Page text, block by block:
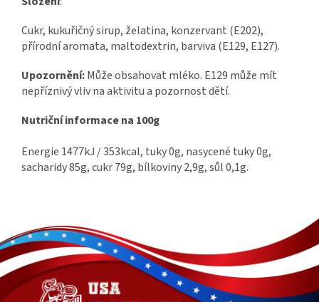
Cukr, kukuřičný sirup, želatina, konzervant (E202),
přírodní aromata, maltodextrin, barviva (E129, E127).
Upozornění:Může obsahovat mléko. E129 může mít
nepříznivý vliv na aktivitu a pozornost dětí.
Nutriční informace na 100g
Energie 1477kJ / 353kcal, tuky 0g, nasycené tuky 0g,
sacharidy 85g, cukr 79g, bílkoviny 2,9g, sůl 0,1g.
á
p
a